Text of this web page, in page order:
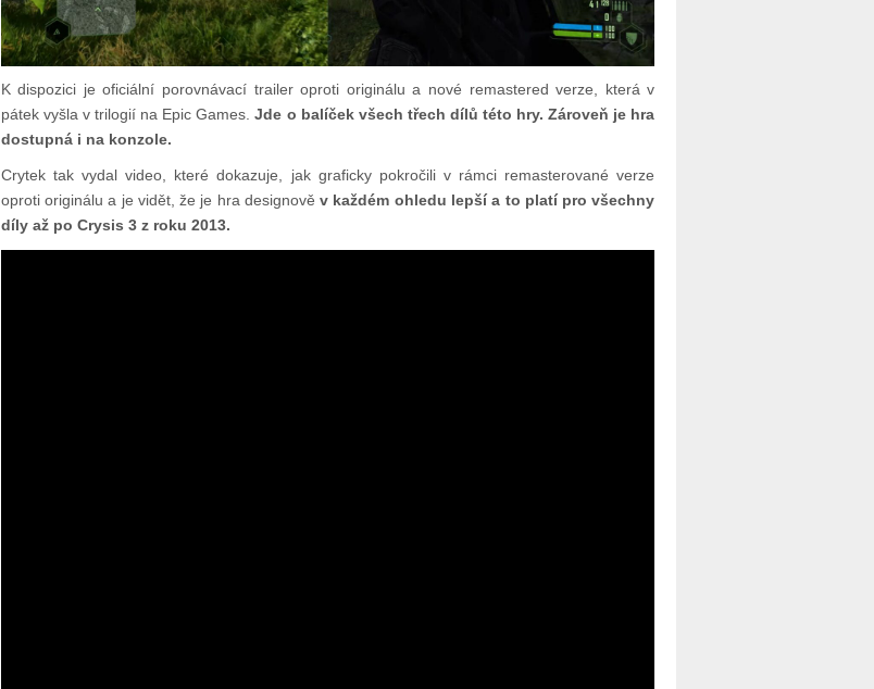
K dispozici je oficiální porovnávací trailer oproti originálu a nové remastered verze, která v
pátek vyšla v trilogií na Epic Games.Jde o balíček všech třech dílů této hry. Zároveň je hra
dostupná i na konzole.
Crytek tak vydal video, které dokazuje, jak graficky pokročili v rámci remasterované verze
oproti originálu a je vidět, že je hra designověv každém ohledu lepší a to platí pro všechny
díly až po Crysis 3 z roku 2013.